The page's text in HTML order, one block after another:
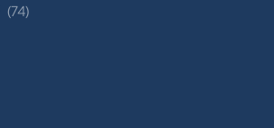
(74)